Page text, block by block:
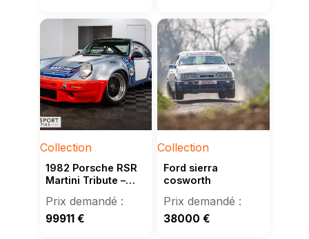
Collection
1982 Porsche RSR
Martini Tribute –
99911 €
Collection
Ford sierra
cosworth
38000 €